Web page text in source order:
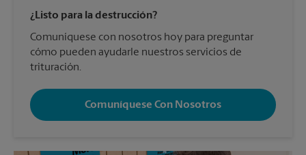
¿Listo para la destrucción?
Comuníquese con nosotros hoy para preguntar
cómo pueden ayudarle nuestros servicios de
trituración.
Comuníquese Con Nosotros